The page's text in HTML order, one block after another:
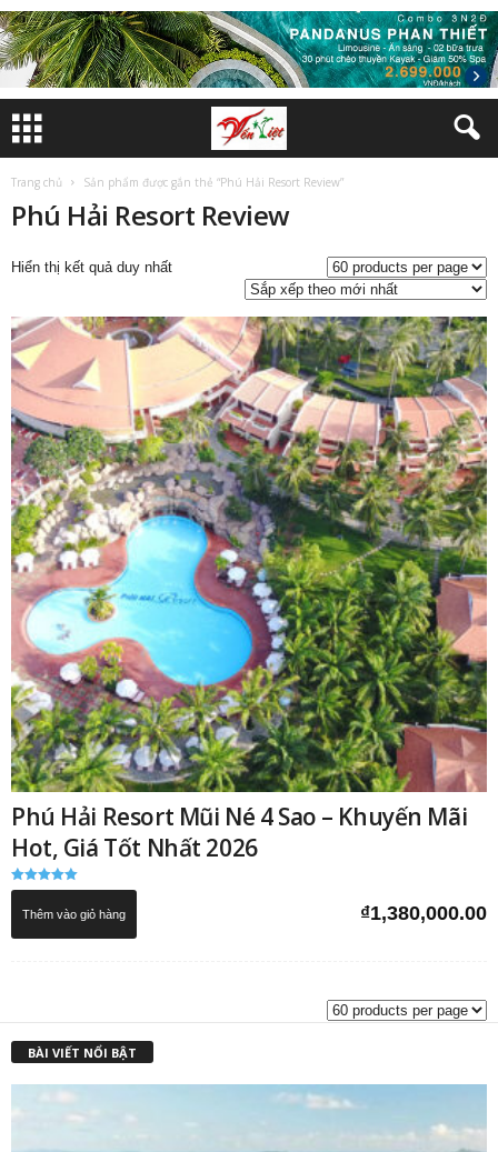
Trang chủ Sản phẩm được gắn thẻ “Phú Hải Resort Review”
Phú Hải Resort Review
Hiển thị kết quả duy nhất
Phú Hải Resort Mũi Né 4 Sao – Khuyến Mãi
Hot, Giá Tốt Nhất 2026
Được xếp
5.00
₫1,380,000.00
Thêm vào giỏ hàng
BÀI VIẾT NỔI BẬT